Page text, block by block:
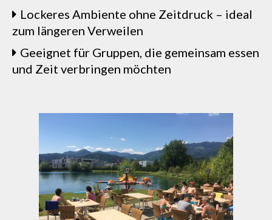
Lockeres Ambiente ohne Zeitdruck – ideal
zum längeren Verweilen
Geeignet für Gruppen, die gemeinsam essen
und Zeit verbringen möchten